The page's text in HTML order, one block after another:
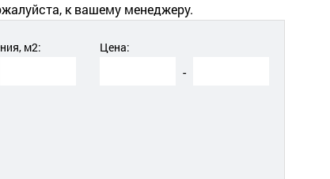
к вашему менеджеру.
м2: Цена:
-